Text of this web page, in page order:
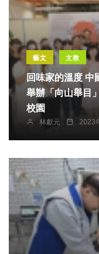
藝文 文教
回味家的溫度 中國醫藥大學原住民族學生資源中心
舉辦「向山舉目」部落
校園
林獻元 2023